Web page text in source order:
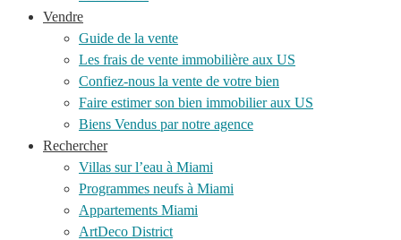
Vendre
Guide de la vente
Les frais de vente immobilière aux US
Confiez-nous la vente de votre bien
Faire estimer son bien immobilier aux US
Biens Vendus par notre agence
Rechercher
Villas sur l’eau à Miami
Programmes neufs à Miami
Appartements Miami
ArtDeco District